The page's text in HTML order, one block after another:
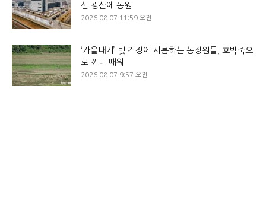
신 광산에 동원
2026.08.07 11:59 오전
‘가을내기’ 빚 걱정에 시름하는 농장원들, 호박죽으
로 끼니 때워
2026.08.07 9:57 오전